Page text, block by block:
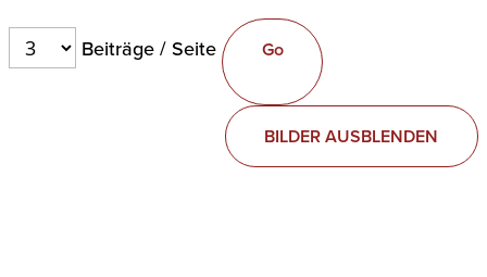
Beiträge / Seite
BILDER AUSBLENDEN